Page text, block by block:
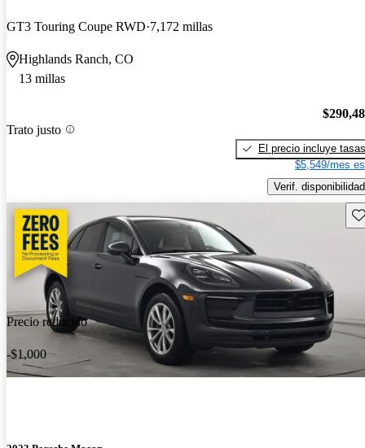
GT3 Touring Coupe RWD 7,172 millas
Highlands Ranch, CO
13 millas
Trato justo
El precio incluye tasas
$5,549/mes
Verif. disponibilidad
Precio reducido
-$1,000